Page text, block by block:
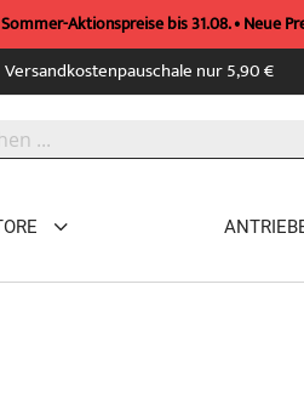
Sommer-Aktionspreise bis 31.08. • Neue
Versandkostenpauschale nur 5,90 €